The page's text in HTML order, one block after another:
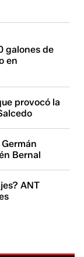
galones de
en
provocó la
Bernal
ANT